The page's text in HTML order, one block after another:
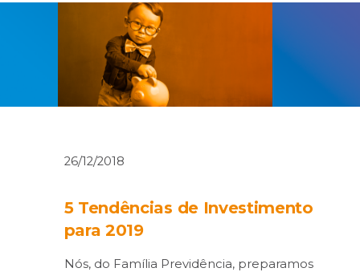
26/12/2018
5 Tendências de Investimento
para 2019
Nós, do Família Previdência, preparamos